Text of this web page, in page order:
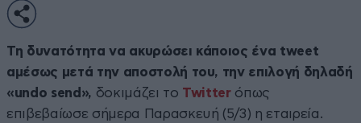
Τη δυνατότητα να ακυρώσει κάποιος ένα tweet
αμέσως μετά την αποστολή του, την επιλογή δηλαδή
«undo send», δοκιμάζει το Twitter όπως
επιβεβαίωσε σήμερα Παρασκευή (5/3) η εταιρεία.